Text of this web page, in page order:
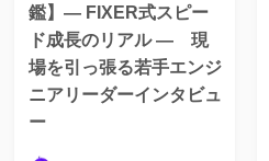
鑑】― FIXER式スピー
ド成長のリアル ― 現
場を引っ張る若手エンジ
ニアリーダーインタビュ
ー